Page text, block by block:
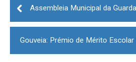
navigation